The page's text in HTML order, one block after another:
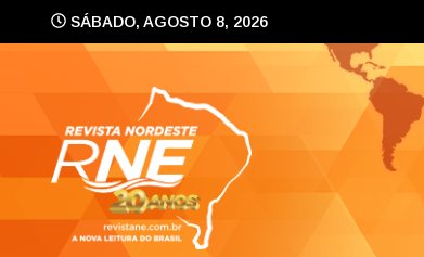
SÁBADO, AGOSTO 8, 2026